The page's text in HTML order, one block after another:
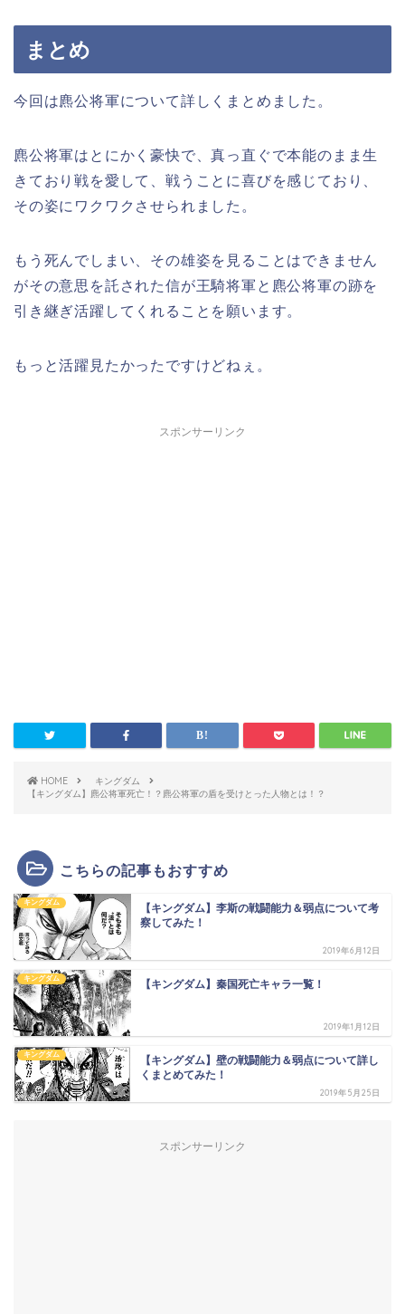
まとめ
今回は麃公将軍について詳しくまとめました。
麃公将軍はとにかく豪快で、真っ直ぐで本能のまま生
きており戦を愛して、戦うことに喜びを感じており、
その姿にワクワクさせられました。
もう死んでしまい、その雄姿を見ることはできません
がその意思を託された信が王騎将軍と麃公将軍の跡を
引き継ぎ活躍してくれることを願います。
もっと活躍見たかったですけどねぇ。
スポンサーリンク
HOME
キングダム
【キングダム】麃公将軍死亡！？麃公将軍の盾を受けとった人物とは！？
こちらの記事もおすすめ
キングダム
【キングダム】李斯の戦闘能力＆弱点について考
察してみた！
2019年6月12日
キングダム 【キングダム】秦国死亡キャラ一覧！
2019年1月12日
キングダム
【キングダム】壁の戦闘能力＆弱点について詳し
くまとめてみた！
2019年5月25日
スポンサーリンク